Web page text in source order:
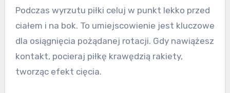
Podczas wyrzutu piłki celuj w punkt lekko przed
ciałem i na bok. To umiejscowienie jest kluczowe
dla osiągnięcia pożądanej rotacji. Gdy nawiążesz
kontakt, pocieraj piłkę krawędzią rakiety,
tworząc efekt cięcia.